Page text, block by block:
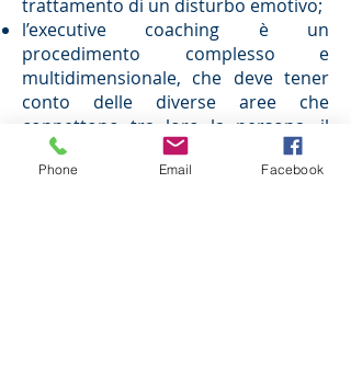
trattamento di un disturbo emotivo;
l’executive coaching è un
procedimento complesso e
multidimensionale, che deve tener
conto delle diverse aree che
connettono tra loro la persona, il
ruolo e l’organizzazione.
Nel suo modello “a sei aree” la
Phone Email Facebook